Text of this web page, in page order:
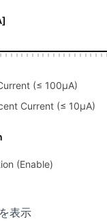
(≤ 100μA)
Current (≤ 10μA)
(Enable)
表示